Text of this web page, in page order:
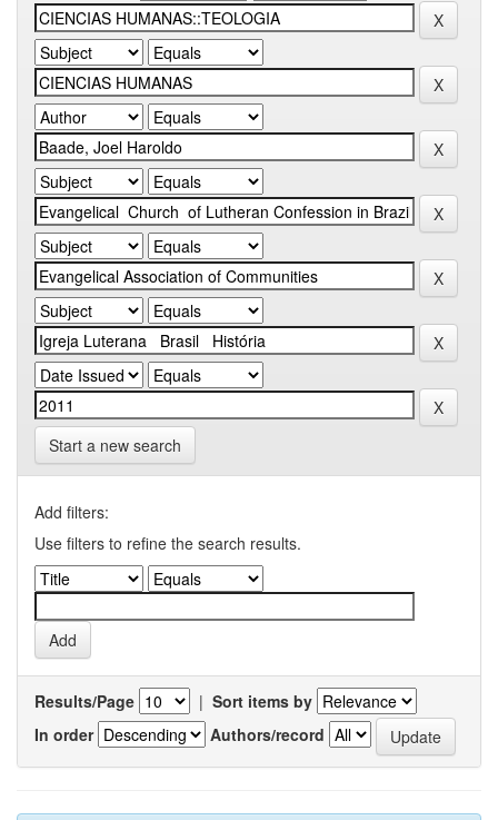
Start a new search
Add filters:
Use filters to refine the search results.
Results/Page | Sort items by
In order
Authors/record